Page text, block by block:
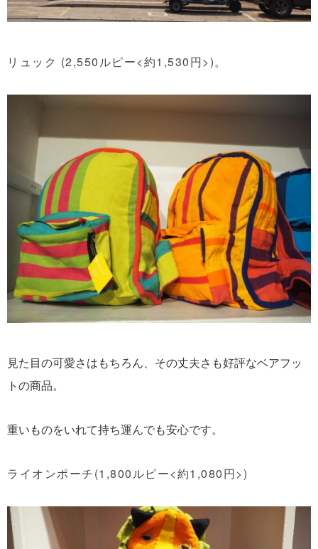
リュック (2,550ルピー<約1,530円>)。
見た目の可愛さはもちろん、その丈夫さも好評なベアフッ
トの商品。
重いものをいれて持ち運んでも安心です。
ライオンポーチ(1,800ルピー<約1,080円>)